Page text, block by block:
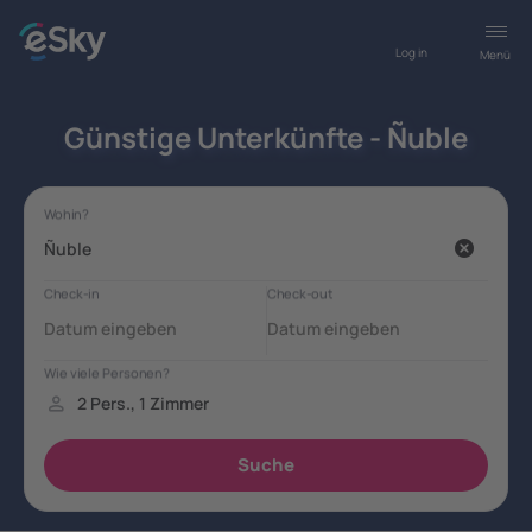
Menü
Log in
Günstige Unterkünfte - Ñuble